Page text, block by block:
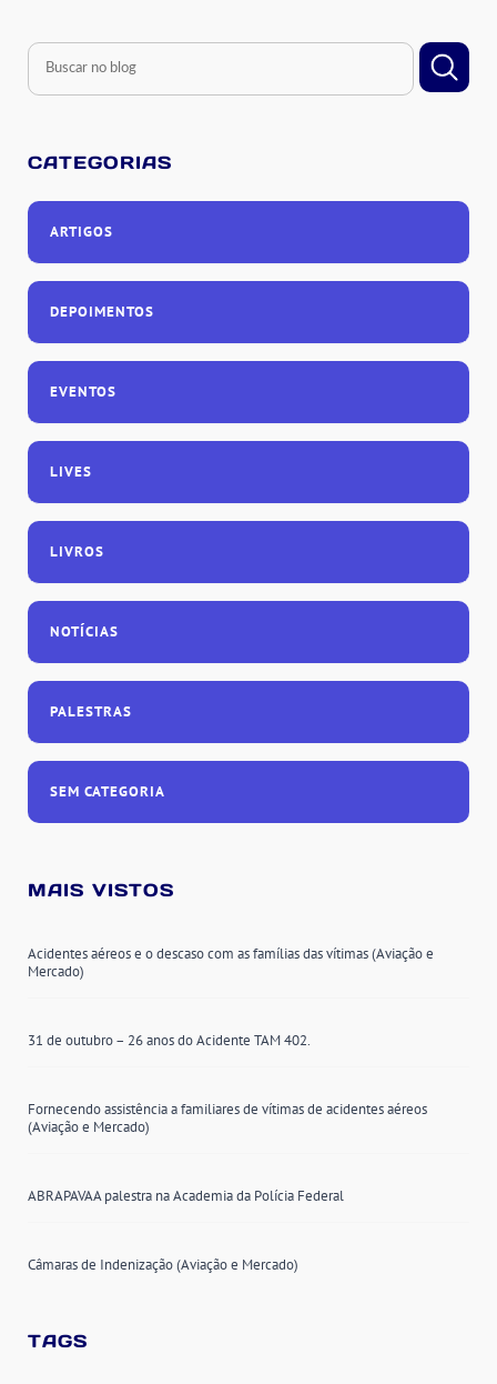
CATEGORIAS
ARTIGOS
DEPOIMENTOS
EVENTOS
LIVES
LIVROS
NOTÍCIAS
PALESTRAS
SEM CATEGORIA
MAIS VISTOS
Acidentes aéreos e o descaso com as famílias das vítimas (Aviação e
Mercado)
31 de outubro – 26 anos do Acidente TAM 402.
Fornecendo assistência a familiares de vítimas de acidentes aéreos
(Aviação e Mercado)
ABRAPAVAA palestra na Academia da Polícia Federal
Câmaras de Indenização (Aviação e Mercado)
TAGS